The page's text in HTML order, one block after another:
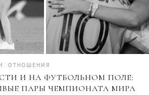
. ОТНОШЕНИЯ
И НА ФУТБОЛЬНОМ ПОЛЕ:
ПАРЫ ЧЕМПИОНАТА МИРА